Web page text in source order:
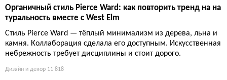
Органичный стиль Pierce Ward: как повторить тренд на на
туральность вместе с West Elm
Стиль Pierce Ward — тёплый минимализм из дерева, льна и
камня. Коллаборация сделала его доступным. Искусственная
небрежность требует дисциплины и стоит дорого.
Дизайн и декор 11 818